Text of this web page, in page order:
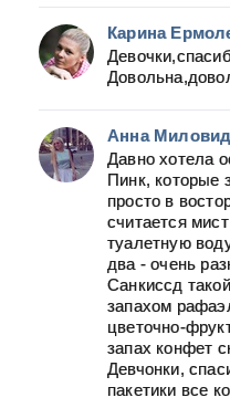
Карина
Анна
Давно хотела
Пинк, которые
просто в
считается
туалетную
два - очень
Санкиссд
запахом
цветочно-
запах конфет
Девчонки,
пакетики все